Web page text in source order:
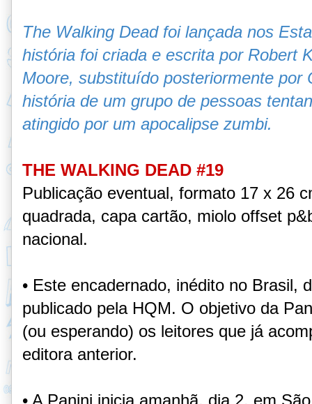
The Walking Dead foi lançada nos
história foi criada e escrita por Robert
Moore, substituído posteriormente por
história de um grupo de pessoas
atingido por um apocalipse zumbi.
THE WALKING DEAD #19
Publicação eventual, formato 17 x 26
quadrada, capa cartão, miolo offset
nacional.
• Este encadernado, inédito no Brasil,
publicado pela HQM. O objetivo da
(ou esperando) os leitores que já
editora anterior.